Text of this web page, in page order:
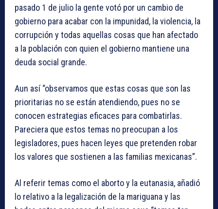
pasado 1 de julio la gente votó por un cambio de
gobierno para acabar con la impunidad, la violencia, la
corrupción y todas aquellas cosas que han afectado
a la población con quien el gobierno mantiene una
deuda social grande.
Aun así “observamos que estas cosas que son las
prioritarias no se están atendiendo, pues no se
conocen estrategias eficaces para combatirlas.
Pareciera que estos temas no preocupan a los
legisladores, pues hacen leyes que pretenden robar
los valores que sostienen a las familias mexicanas”.
Al referir temas como el aborto y la eutanasia, añadió
lo relativo a la legalización de la mariguana y las